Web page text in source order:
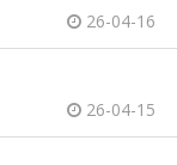
26-04-16
26-04-15